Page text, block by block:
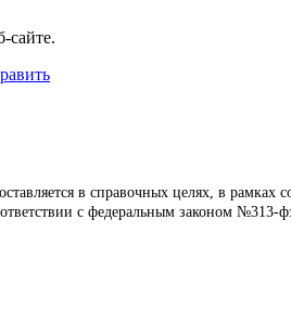
сайте.
в справочных целях, в
с федеральным законом №313-